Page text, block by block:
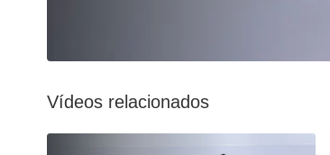
Vídeos relacionados